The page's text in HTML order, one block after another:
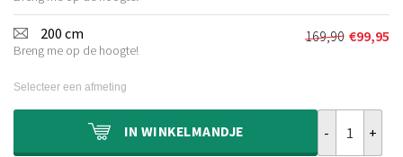
prijs
was:
€99,90.
prijs
is:
€48,95.
200 cm
Breng me op de hoogte!
169,90 €99,95
Huidige
Selecteer een afmeting
IN WINKELMANDJE